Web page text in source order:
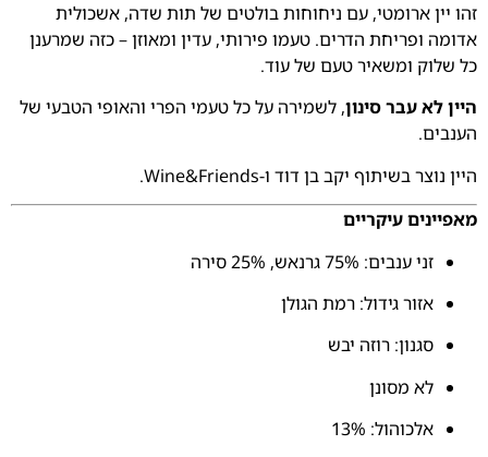
זהו יין ארומטי, עם ניחוחות בולטים של תות שדה, אשכולית
אדומה ופריחת הדרים. טעמו פירותי, עדין ומאוזן – כזה שמרענן
כל שלוק ומשאיר טעם של עוד.
היין לא עבר סינון, לשמירה על כל טעמי הפרי והאופי הטבעי של
הענבים.
היין נוצר בשיתוף יקב בן דוד ו-Wine&Friends.
מאפיינים עיקריים
זני ענבים: 75% גרנאש, 25% סירה
אזור גידול: רמת הגולן
סגנון: רוזה יבש
לא מסונן
אלכוהול: 13%